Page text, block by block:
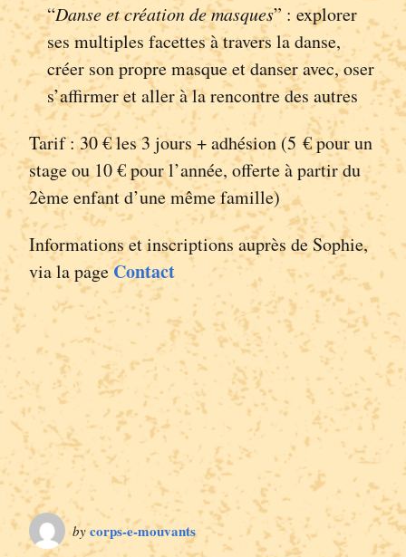
“Danse et création de masques” : explorer
ses multiples facettes à travers la danse,
créer son propre masque et danser avec, oser
s’affirmer et aller à la rencontre des autres
Tarif : 30 € les 3 jours + adhésion (5 € pour un
stage ou 10 € pour l’année, offerte à partir du
2ème enfant d’une même famille)
Informations et inscriptions auprès de Sophie,
via la pageContact
bycorps-e-mouvants